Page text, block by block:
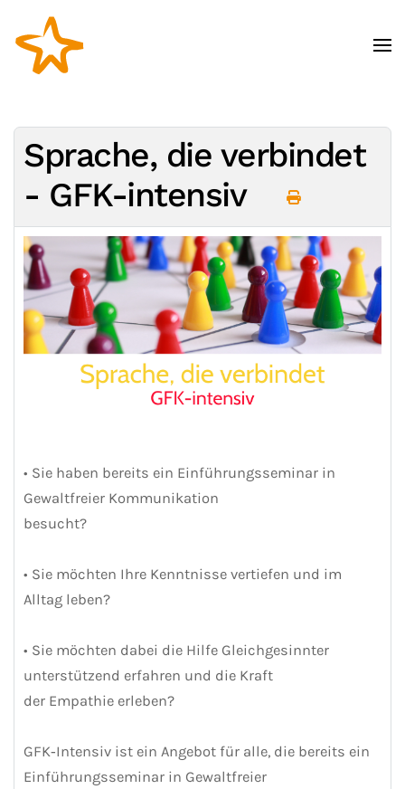
Zum Hauptinhalt springen
Sprache, die verbindet
- GFK-intensiv
• Sie haben bereits ein Einführungsseminar in
Gewaltfreier Kommunikation
besucht?
• Sie möchten Ihre Kenntnisse vertiefen und im
Alltag leben?
• Sie möchten dabei die Hilfe Gleichgesinnter
unterstützend erfahren und die Kraft
der Empathie erleben?
GFK‐Intensiv ist ein Angebot für alle, die bereits ein
Einführungsseminar in Gewaltfreier